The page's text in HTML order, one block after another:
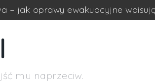
– jak oprawy ewakuacyjne
– jak zwiększyć ich
mu naprzeciw.